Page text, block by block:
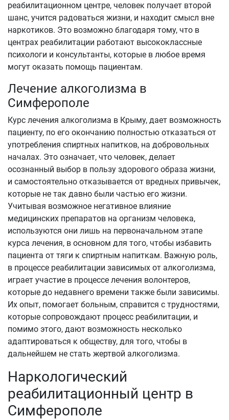
реабилитационном центре, человек получает второй
шанс, учится радоваться жизни, и находит смысл вне
наркотиков. Это возможно благодаря тому, что в
центрах реабилитации работают высококлассные
психологи и консультанты, которые в любое время
могут оказать помощь пациентам.
Лечение алкоголизма в
Симферополе
Курс лечения алкоголизма в Крыму, дает возможность
пациенту, по его окончанию полностью отказаться от
употребления спиртных напитков, на добровольных
началах. Это означает, что человек, делает
осознанный выбор в пользу здорового образа жизни,
и самостоятельно отказывается от вредных привычек,
которые не так давно были частью его жизни.
Учитывая возможное негативное влияние
медицинских препаратов на организм человека,
используются они лишь на первоначальном этапе
курса лечения, в основном для того, чтобы избавить
пациента от тяги к спиртным напиткам. Важную роль,
в процессе реабилитации зависимых от алкоголизма,
играет участие в процессе лечения волонтеров,
которые до недавнего времени также были зависимы.
Их опыт, помогает больным, справится с трудностями,
которые сопровождают процесс реабилитации, и
помимо этого, дают возможность несколько
адаптироваться к обществу, для того, чтобы в
дальнейшем не стать жертвой алкоголизма.
Наркологический
реабилитационный центр в
Симферополе